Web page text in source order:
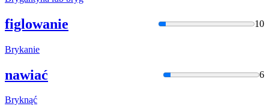
figlowanie 10
Brykanie
nawiać 6
Bryknąć